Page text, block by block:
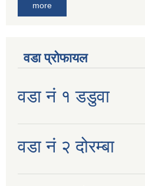
more
वडा प्रोफायल
वडा नं १ डडुवा
वडा नं २ दोरम्बा